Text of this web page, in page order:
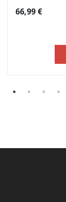
66,99 €